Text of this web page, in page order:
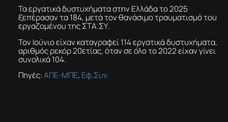
Τα εργατικά δυστυχήματα στην Ελλάδα το 2025
ξεπέρασαν τα 184, μετά τον θανάσιμο τραυματισμό του
εργαζομένου της ΣΤΑ.ΣΥ.
Τον Ιούνιο είχαν καταγραφεί 114 εργατικά δυστυχήματα,
αριθμός ρεκόρ 20ετίας, όταν σε όλο το 2022 είχαν γίνει
συνολικά 104.
Πηγές:ΑΠΕ-ΜΠΕ, Εφ.Συν.